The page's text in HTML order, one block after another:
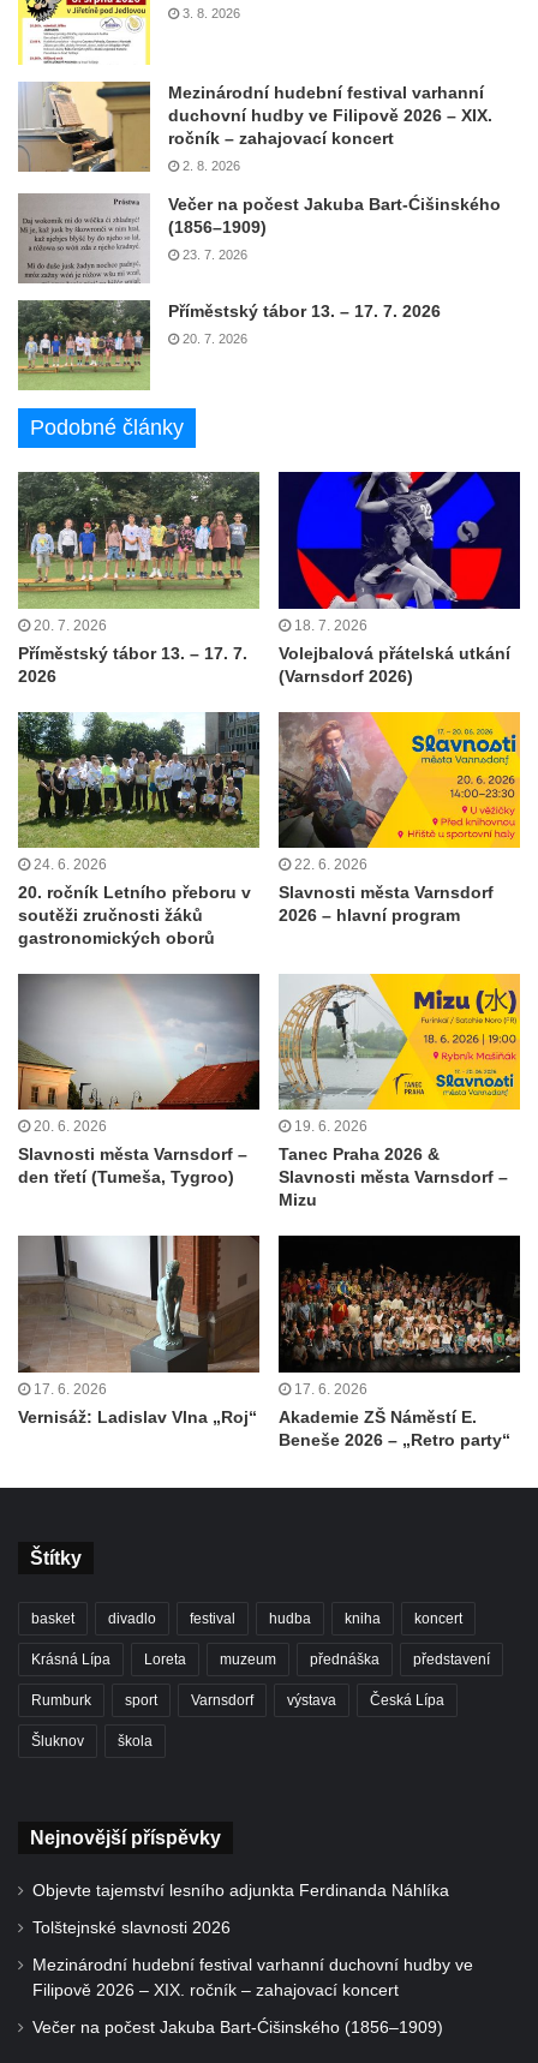
3. 8. 2026
Mezinárodní hudební festival varhanní
duchovní hudby ve Filipově 2026 – XIX.
ročník – zahajovací koncert
2. 8. 2026
Večer na počest Jakuba Bart-Ćišinského
(1856–1909)
23. 7. 2026
Příměstský tábor 13. – 17. 7. 2026
20. 7. 2026
Podobné články
20. 7. 2026
Příměstský tábor 13. – 17. 7.
2026
18. 7. 2026
Volejbalová přátelská utkání
(Varnsdorf 2026)
24. 6. 2026
20. ročník Letního přeboru v
soutěži zručnosti žáků
gastronomických oborů
22. 6. 2026
Slavnosti města Varnsdorf
2026 – hlavní program
20. 6. 2026
Slavnosti města Varnsdorf –
den třetí (Tumeša, Tygroo)
19. 6. 2026
Tanec Praha 2026 &
Slavnosti města Varnsdorf –
Mizu
17. 6. 2026
Vernisáž: Ladislav Vlna „Roj“
17. 6. 2026
Akademie ZŠ Náměstí E.
Beneše 2026 – „Retro party“
Štítky
basket divadlo festival hudba kniha koncert
Krásná Lípa Loreta muzeum přednáška představení
Rumburk sport Varnsdorf výstava Česká Lípa
Šluknov škola
Nejnovější příspěvky
Objevte tajemství lesního adjunkta Ferdinanda Náhlíka
Tolštejnské slavnosti 2026
Mezinárodní hudební festival varhanní duchovní hudby ve
Filipově 2026 – XIX. ročník – zahajovací koncert
Večer na počest Jakuba Bart-Ćišinského (1856–1909)